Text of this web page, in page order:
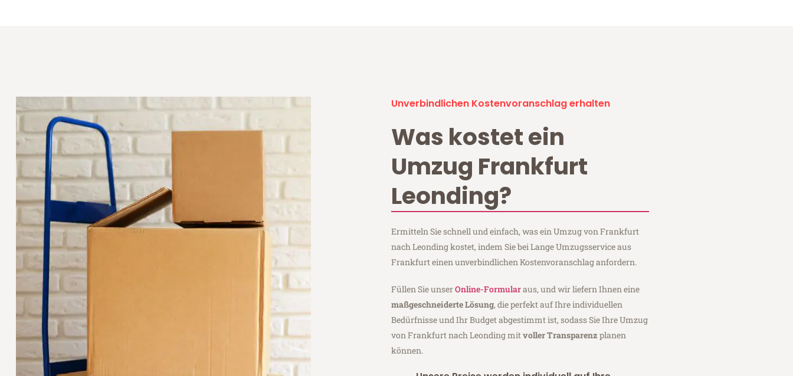
Unverbindlichen Kostenvoranschlag erhalten
Was kostet ein
Umzug Frankfurt
Leonding?
Ermitteln Sie schnell und einfach, was ein Umzug von Frankfurt
nach Leonding kostet, indem Sie bei Lange Umzugsservice aus
Frankfurt einen unverbindlichen Kostenvoranschlag anfordern.
Füllen Sie unserOnline-Formularaus, und wir liefern Ihnen eine
maßgeschneiderte Lösung, die perfekt auf Ihre individuellen
Bedürfnisse und Ihr Budget abgestimmt ist, sodass Sie Ihre Umzug
von Frankfurt nach Leonding mitvoller Transparenz planen
können.